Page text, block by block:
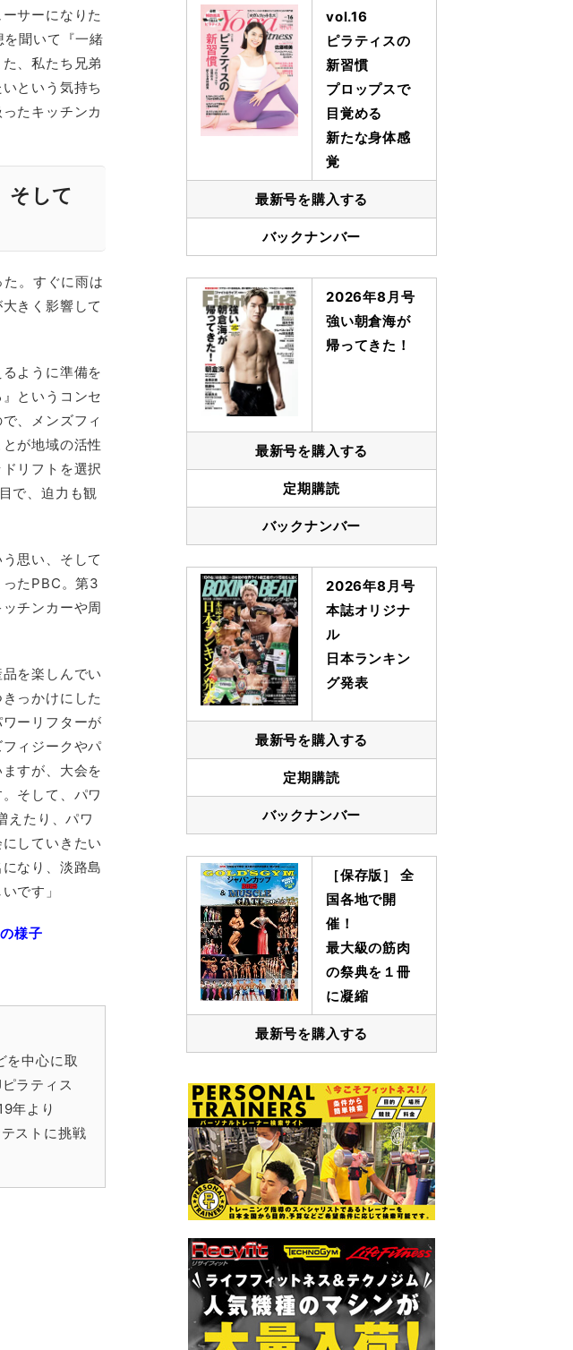
サーになりた
聞いて『一緒
、私たち兄弟
という気持ち
たキッチンカ
そして
。すぐに雨は
きく影響して
ように準備を
というコンセ
、メンズフィ
が地域の活性
リフトを選択
で、迫力も観
思い、そして
たPBC。第3
チンカーや周
を楽しんでい
っかけにした
ーリフターが
ィジークやパ
すが、大会を
そして、パワ
えたり、パワ
していきたい
なり、淡路島
です」
様子
を中心に取
ラティス
年より
ストに挑戦
vol.16
ピラティスの
新習慣
プロップスで
目覚める
新たな身体感
覚
最新号を購入する
バックナンバー
2026年8月号
強い朝倉海が
帰ってきた！
最新号を購入する
定期購読
バックナンバー
2026年8月号
本誌オリジナ
ル
日本ランキン
グ発表
最新号を購入する
定期購読
バックナンバー
［保存版］ 全
国各地で開
催！
最大級の筋肉
の祭典を１冊
に凝縮
最新号を購入する